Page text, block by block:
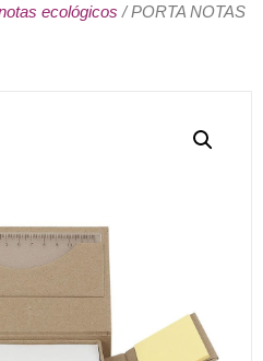
ecológicos / PORTA NOTAS